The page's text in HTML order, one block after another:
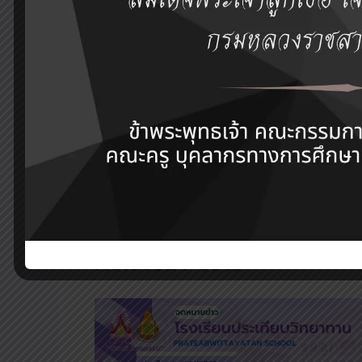
PREVIOUS
กิจกรรมค่ายภาษา และวัฒนธรรมญี่ปุ่น ประจำปีการศึกษา 2569
Related Posts